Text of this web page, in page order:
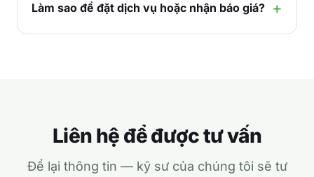
Làm sao để đặt dịch vụ hoặc nhận báo giá?
Liên hệ để được tư vấn
Để lại thông tin — kỹ sư của chúng tôi sẽ tư